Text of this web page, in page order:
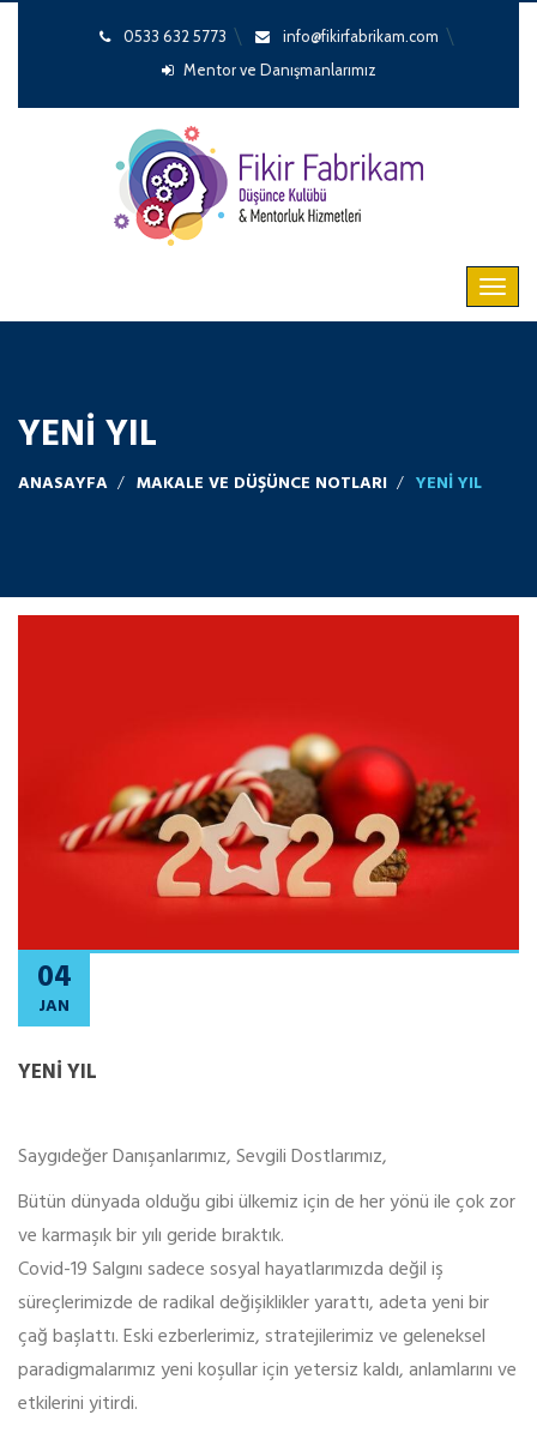
0533 632 5773
info@fikirfabrikam.com
Mentor ve Danışmanlarımız
YENI YIL
ANASAYFA MAKALE VE DÜŞÜNCE NOTLARI YENI YIL
04
JAN
YENI YIL
Saygıdeğer Danışanlarımız, Sevgili Dostlarımız,
Bütün dünyada olduğu gibi ülkemiz için de her yönü ile çok zor
ve karmaşık bir yılı geride bıraktık.
Covid-19 Salgını sadece sosyal hayatlarımızda değil iş
süreçlerimizde de radikal değişiklikler yarattı, adeta yeni bir
çağ başlattı. Eski ezberlerimiz, stratejilerimiz ve geleneksel
paradigmalarımız yeni koşullar için yetersiz kaldı, anlamlarını ve
etkilerini yitirdi.